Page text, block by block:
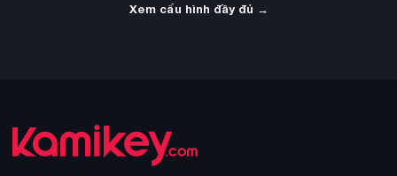
Xem cấu hình đầy đủ →